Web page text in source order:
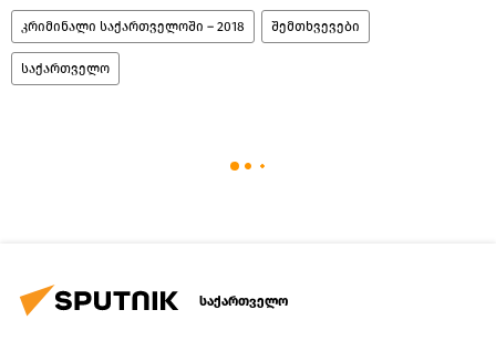
კრიმინალი საქართველოში – 2018 შემთხვევები
საქართველო
საქართველო